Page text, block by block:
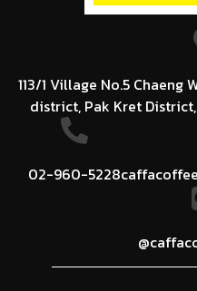
This
blank
113/1 Village No.5 Chaeng
district, Pak Kret
02-960-5228